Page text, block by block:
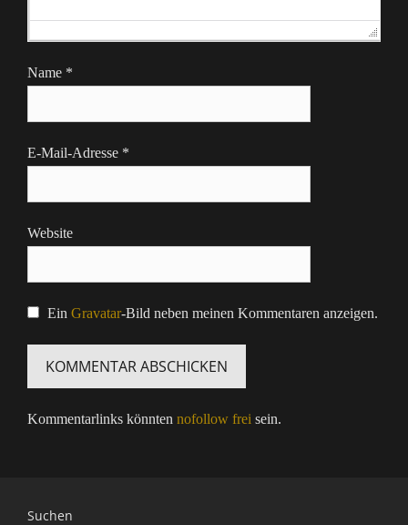
Name *
E-Mail-Adresse *
Website
Ein Gravatar-Bild neben meinen Kommentaren anzeigen.
Kommentarlinks könnten nofollow frei sein.
Suchen